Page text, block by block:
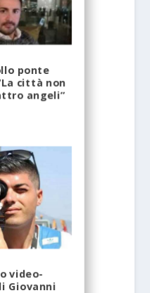
ponte
città non
angeli”
video-
Giovanni